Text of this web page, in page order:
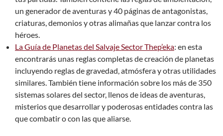
un generador de aventuras y 40 páginas de antagonistas,
criaturas, demonios y otras alimañas que lanzar contra los
héroes.
La Guía de Planetas del Salvaje Sector Thep’eka: en esta
encontrarás unas reglas completas de creación de planetas
incluyendo reglas de gravedad, atmósfera y otras utilidades
similares. También tiene información sobre los más de 350
sistemas solares del sector, llenos de ideas de aventuras,
misterios que desarrollar y poderosas entidades contra las
que combatir o con las que aliarse.